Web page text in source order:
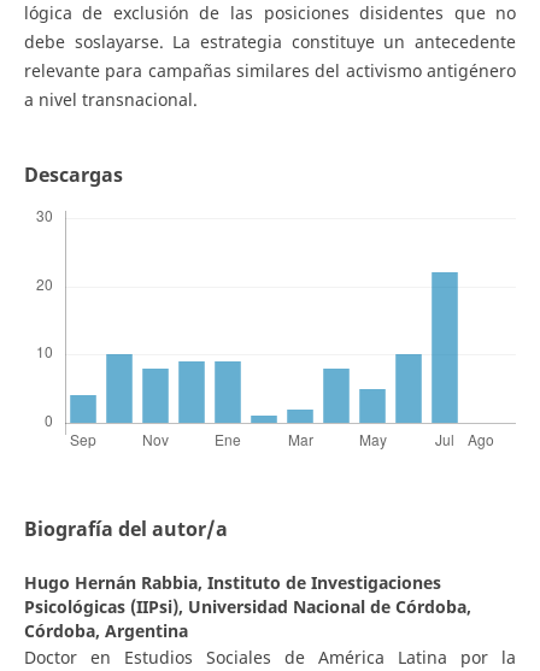
lógica de exclusión de las posiciones disidentes que no
debe soslayarse. La estrategia constituye un antecedente
relevante para campañas similares del activismo antigénero
a nivel transnacional.
Descargas
Biografía del autor/a
Hugo Hernán Rabbia, Instituto de Investigaciones
Psicológicas (IIPsi), Universidad Nacional de Córdoba,
Córdoba, Argentina
Doctor en Estudios Sociales de América Latina por la